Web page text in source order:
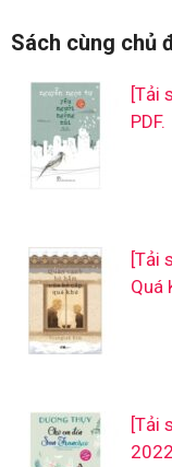
Sách cùng chủ
[Tải
PDF.
[Tải
Quá
[Tải